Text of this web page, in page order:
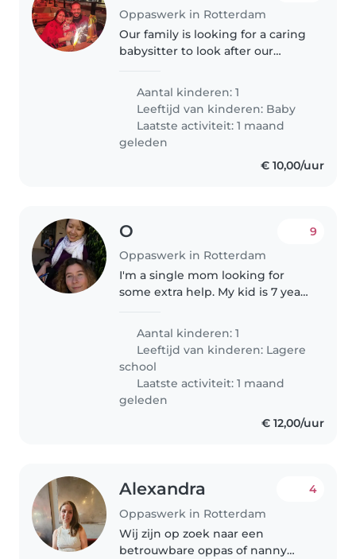
Oppaswerk in Rotterdam
Our family is looking for a caring
babysitter to look after our
someone who can provide a
safe, nurturing environment and
feed..
Aantal kinderen: 1
Leeftijd van kinderen: Baby
Laatste activiteit: 1 maand
geleden
€ 10,00/uur
O
Oppaswerk in Rotterdam
9
I'm a single mom looking for
some extra help. My kid is 7 years
Aantal kinderen: 1
Leeftijd van kinderen: Lagere
school
Laatste activiteit: 1 maand
geleden
€ 12,00/uur
Alexandra
Oppaswerk in Rotterdam
4
Wij zijn op zoek naar een
betrouwbare oppas of nanny